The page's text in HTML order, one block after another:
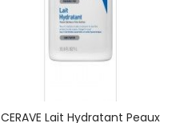
CERAVE Lait Hydratant Peaux